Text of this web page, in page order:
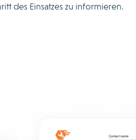
des Einsatzes zu informieren.